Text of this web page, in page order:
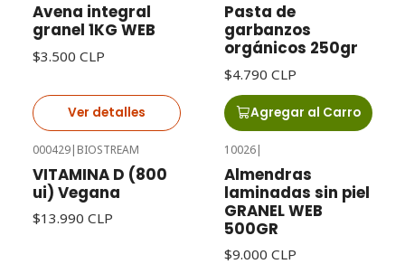
Avena integral
granel 1KG WEB
$3.500 CLP
Ver detalles
Pasta de
garbanzos
orgánicos 250gr
$4.790 CLP
Agregar al Carro
000429| BIOSTREAM
VITAMINA D (800
ui) Vegana
$13.990 CLP
10026|
Almendras
laminadas sin piel
GRANEL WEB
500GR
$9.000 CLP